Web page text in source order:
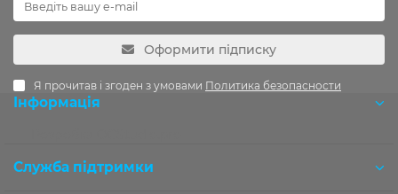
Оформити підписку
Я прочитав і згоден з умовами Политика безопасности
Інформація
Служба підтримки